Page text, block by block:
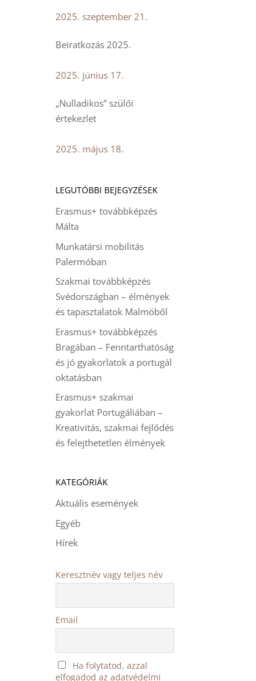
2025. szeptember 21.
Beiratkozás 2025.
2025. június 17.
„Nulladikos” szülői
értekezlet
2025. május 18.
LEGUTÓBBI BEJEGYZÉSEK
Erasmus+ továbbképzés
Málta
Munkatársi mobilitás
Palermóban
Szakmai továbbképzés
Svédországban – élmények
és tapasztalatok Malmöből
Erasmus+ továbbképzés
Bragában – Fenntarthatóság
és jó gyakorlatok a portugál
oktatásban
Erasmus+ szakmai
gyakorlat Portugáliában –
Kreativitás, szakmai fejlődés
és felejthetetlen élmények
KATEGÓRIÁK
Aktuális események
Egyéb
Hírek
Keresztnév vagy teljes név
Email
Ha folytatod, azzal
elfogadod az adatvédelmi